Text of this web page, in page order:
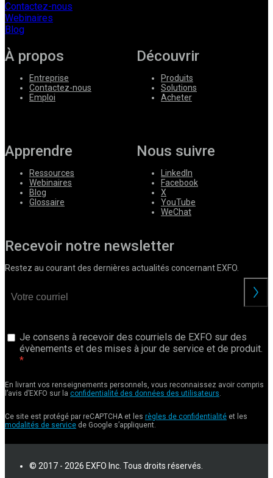
Contactez-nous
Webinaires
Blog
À propos
Entreprise
Contactez-nous
Emploi
Découvrir
Produits
Solutions
Acheter
Apprendre
Ressources
Webinaires
Blog
Glossaire
Nous suivre
LinkedIn
Facebook
X
YouTube
WeChat
Recevoir notre newsletter
Restez au courant des dernières actualités concernant EXFO.
Je consens à recevoir des courriels de EXFO sur des
évènements et des mises à jour de service et de produit.
En livrant vos renseignements personnels, vous reconnaissez avoir compris
l’avis d’EXFO sur la confidentialité des données des utilisateurs.
Ce site est protégé par reCAPTCHA et les règles de confidentialité et les
modalités de service de Google s’appliquent.
© 2017 - 2026 EXFO Inc. Tous droits réservés.